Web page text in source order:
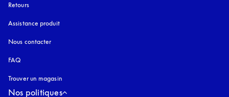
Retours
Assistance produit
Nous contacter
FAQ
Trouver un magasin
Nos politiques